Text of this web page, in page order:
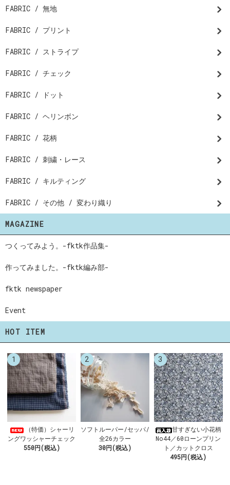
FABRIC / 無地
FABRIC / プリント
FABRIC / ストライプ
FABRIC / チェック
FABRIC / ドット
FABRIC / ヘリンボン
FABRIC / 花柄
FABRIC / 刺繍・レース
FABRIC / キルティング
FABRIC / その他 / 変わり織り
MAGAZINE
つくってみよう。-fktk作品集-
作ってみました。-fktk編み部-
fktk newspaper
Event
HOT ITEM
1
（特価）シャーリ
ングワッシャーチェック
550円(税込)
2
ソフトルーパー/セッパ/
全26カラー
30円(税込)
3
甘すぎない小花柄
No44／60ローンプリン
ト／カットクロス
495円(税込)